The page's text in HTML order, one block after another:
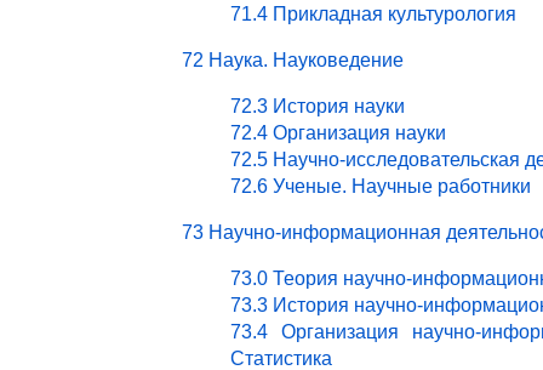
71.4 Прикладная культурология
72 Наука. Науковедение
72.3 История науки
72.4 Организация науки
72.5 Научно-исследовательская
72.6 Ученые. Научные работники
73 Научно-информационная
73.0 Теория научно-
73.3 История научно-
73.4 Организация научно-
Статистика